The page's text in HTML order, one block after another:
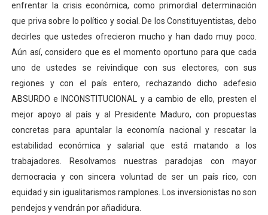
enfrentar la crisis económica, como primordial determinación
que priva sobre lo político y social. De los Constituyentistas, debo
decirles que ustedes ofrecieron mucho y han dado muy poco.
Aún así, considero que es el momento oportuno para que cada
uno de ustedes se reivindique con sus electores, con sus
regiones y con el país entero, rechazando dicho adefesio
ABSURDO e INCONSTITUCIONAL y a cambio de ello, presten el
mejor apoyo al país y al Presidente Maduro, con propuestas
concretas para apuntalar la economía nacional y rescatar la
estabilidad económica y salarial que está matando a los
trabajadores. Resolvamos nuestras paradojas con mayor
democracia y con sincera voluntad de ser un país rico, con
equidad y sin igualitarismos ramplones. Los inversionistas no son
pendejos y vendrán por añadidura.